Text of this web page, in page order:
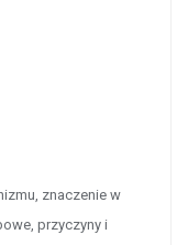
znaczenie w
przyczyny i